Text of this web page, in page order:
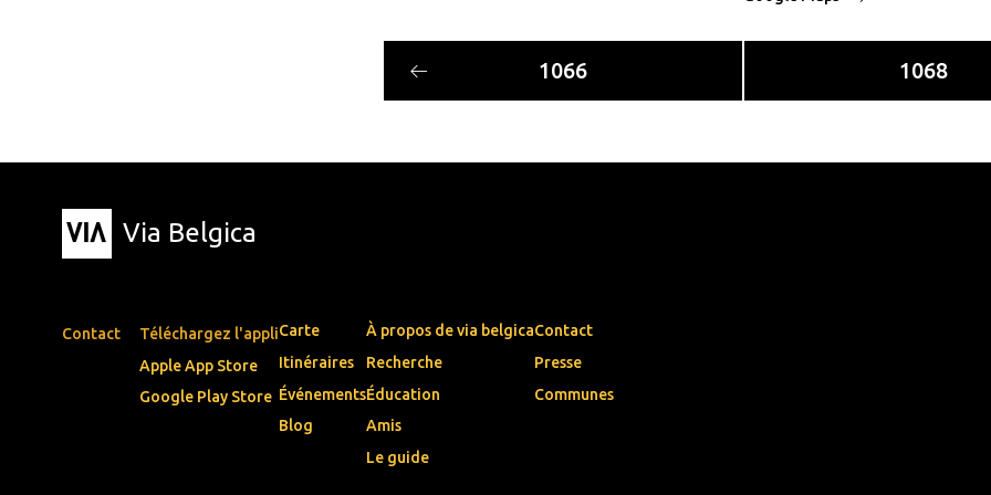
1066 1068
Via Belgica
Contact
Téléchargez l'appli
Apple App Store
Google Play Store
Carte
Itinéraires
Événements
Blog
À propos de via belgica
Recherche
Éducation
Amis
Le guide
Contact
Presse
Communes